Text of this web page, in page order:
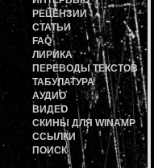
РЕЦЕНЗИИ
СТАТЬИ
FAQ
ЛИРИКА
ПЕРЕВОДЫ ТЕКСТОВ
ТАБУЛАТУРА
АУДИО
ВИДЕО
СКИНЫ ДЛЯ WINAMP
ССЫЛКИ
ПОИСК